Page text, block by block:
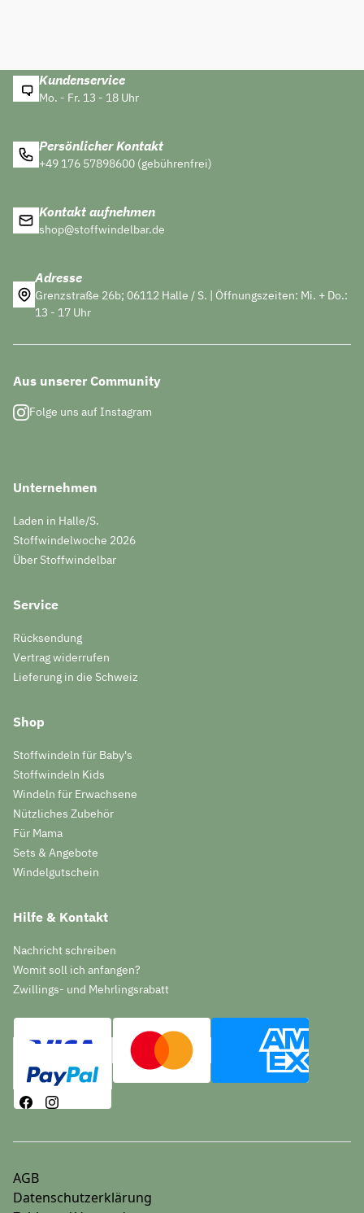
Kundenservice
Mo. - Fr. 13 - 18 Uhr
Persönlicher Kontakt
+49 176 57898600 (gebührenfrei)
Kontakt aufnehmen
shop@stoffwindelbar.de
Adresse
Grenzstraße 26b; 06112 Halle / S. | Öffnungszeiten: Mi. + Do.:
13 - 17 Uhr
Aus unserer Community
Folge uns auf Instagram
Unternehmen
Laden in Halle/S.
Stoffwindelwoche 2026
Über Stoffwindelbar
Service
Rücksendung
Vertrag widerrufen
Lieferung in die Schweiz
Shop
Stoffwindeln für Baby's
Stoffwindeln Kids
Windeln für Erwachsene
Nützliches Zubehör
Für Mama
Sets & Angebote
Windelgutschein
Hilfe & Kontakt
Nachricht schreiben
Womit soll ich anfangen?
Zwillings- und Mehrlingsrabatt
AGB
Datenschutzerklärung